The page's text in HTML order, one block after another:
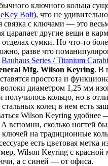
ключного кольца
Bolt), что не
связка с ключами — это
царапает другие вещи в
сумки. Но что-то
разве что
Bauhaus Series / Titanium
Mfg. Wilson Keyring. В
простота и
диаметром 1,25 мм
получилось кольцо, но в
колец в нем есть
Wilson Keyring удобнее
вспомни, сколько ногтей
на традиционные
есть цветовая метка
Wilson Keyring с красной
а с синей — от офиса.